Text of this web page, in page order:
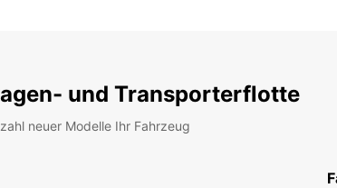
und Transporterflotte
neuer Modelle Ihr Fahrzeug